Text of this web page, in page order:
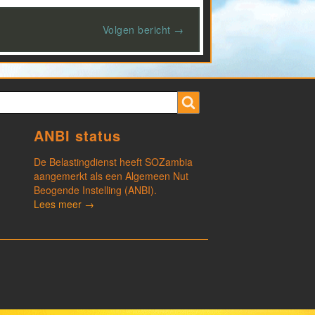
Volgen bericht →
ANBI status
De Belastingdienst heeft SOZambia
aangemerkt als een Algemeen Nut
Beogende Instelling (ANBI).
Lees meer →